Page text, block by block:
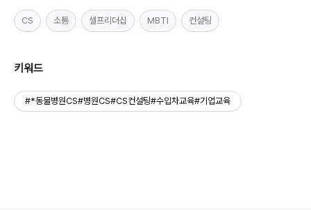
CS 소통 셀프리더십 MBTI 컨설팅
키워드
#*동물병원CS#병원CS#CS컨설팅#수입차교육#기업교육